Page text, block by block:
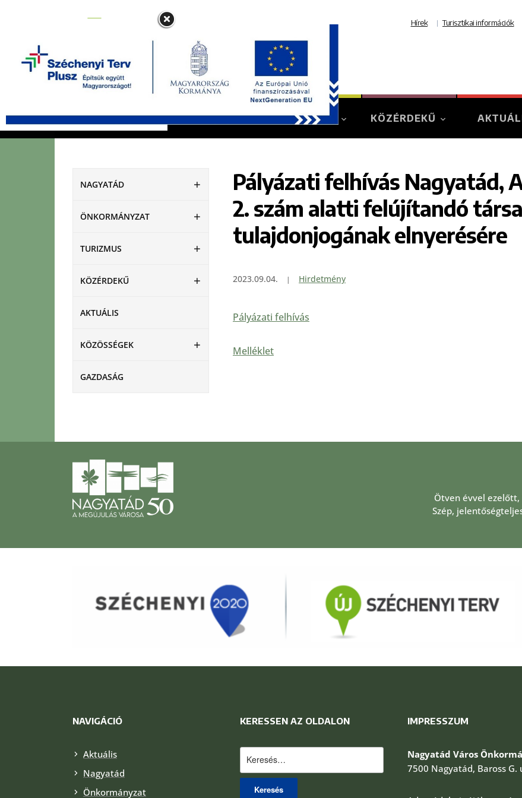
Hírek Turisztikai információk
NAGYATÁD ÖNKORMÁNYZAT TURIZMUS KÖZÉRDEKŰ
NAGYATÁD
ÖNKORMÁNYZAT
TURIZMUS
KÖZÉRDEKŰ
AKTUÁLIS
KÖZÖSSÉGEK
GAZDASÁG
Pályázati felhívás Nagyatád,
2. szám alatti felújítandó
tulajdonjogának elnyerésére
2023.09.04. Hirdetmény
Pályázati felhívás
Melléklet
Ötven évvel
Szép,
NAVIGÁCIÓ
Aktuális
Nagyatád
Önkormányzat
KERESSEN AZ OLDALON IMPRESSZUM
Nagyatád Város
7500 Nagyatád, Baross G.